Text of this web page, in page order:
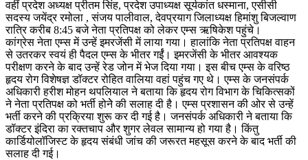
वहीं प्रदेश अध्यक्ष प्रीतम सिंह, प्रदेश उपाध्यक्ष सूर्यकांत धस्माना, एसीसी
सदस्य जयेंद्र रमोला , संजय पालीवाल, देवप्रयाग जिलाध्यक्ष हिमांशु बिजल्वाण
रात्रि करीब 8:45 बजे नेता प्रतिपक्ष को लेकर एम्स ऋषिकेश पहुंचे।
कांग्रेस नेता एम्स में उन्हें इमरजेंसी में लाया गया। हालांकि नेता प्रतिपक्ष वाहन
से उतरकर स्वयं ही पैदल एम्स के भीतर गर्ईं। इमरजेंसी के भीतर आवश्यक
परीक्षण करने के बाद उन्हें रेड जोन में भेज दिया गया। इस बीच एम्स के वरिष्ठ
हृदय रोग विशेषज्ञ डॉक्टर रोहित वालिया वहां पहुंच गए थे। एम्स के जनसंपर्क
अधिकारी हरीश मोहन थपलियाल ने बताया कि हृदय रोग विभाग के चिकित्सकों
ने नेता प्रतिपक्ष को भर्ती होनेे की सलाह दी है। एम्स प्रशासन की ओर से उन्हें
भर्ती करने की प्रक्रिया शुरू कर दी गई है। जनसंपर्क अधिकारी ने बताया कि
डॉक्टर इंदिरा का रक्तचाप और शुगर लेवल सामान्य हो गया है। किंतु
कार्डियोलॉजिस्ट के हृदय संबंधी जांच की जरूरत महसूस करने के बाद भर्ती की
सलाह दी गई।